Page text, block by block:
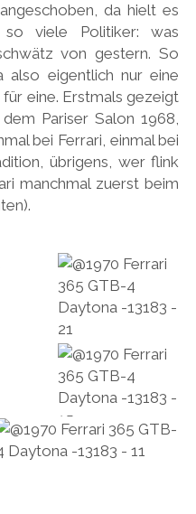
da hielt es
viele Politiker: was
von gestern. So
also eigentlich nur eine
eine. Erstmals gezeigt
Pariser Salon 1968,
bei Ferrari, einmal bei
übrigens, wer flink
manchmal zuerst beim